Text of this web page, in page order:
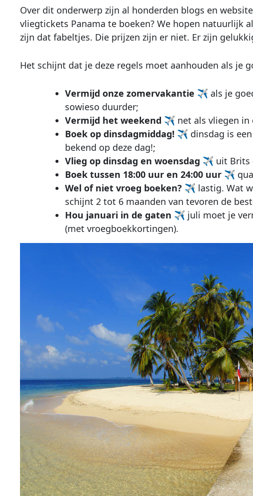
Over dit onderwerp zijn al honderden blogs en
vliegtickets Panama te boeken? We hopen natuurlijk
zijn dat fabeltjes. Die prijzen zijn er niet. Er zijn
Het schijnt dat je deze regels moet aanhouden als je
Vermijd onze zomervakantie ✈ als je
sowieso duurder;
Vermijd het weekend ✈ net als vliegen
Boek op dinsdagmiddag! ✈ dinsdag is
bekend op deze dag!;
Vlieg op dinsdag en woensdag ✈ uit Brits
Boek tussen 18:00 uur en 24:00 uur ✈
Wel of niet vroeg boeken? ✈ lastig. Wat
schijnt 2 tot 6 maanden van tevoren de
Hou januari in de gaten ✈ juli moet je
(met vroegboekkortingen).